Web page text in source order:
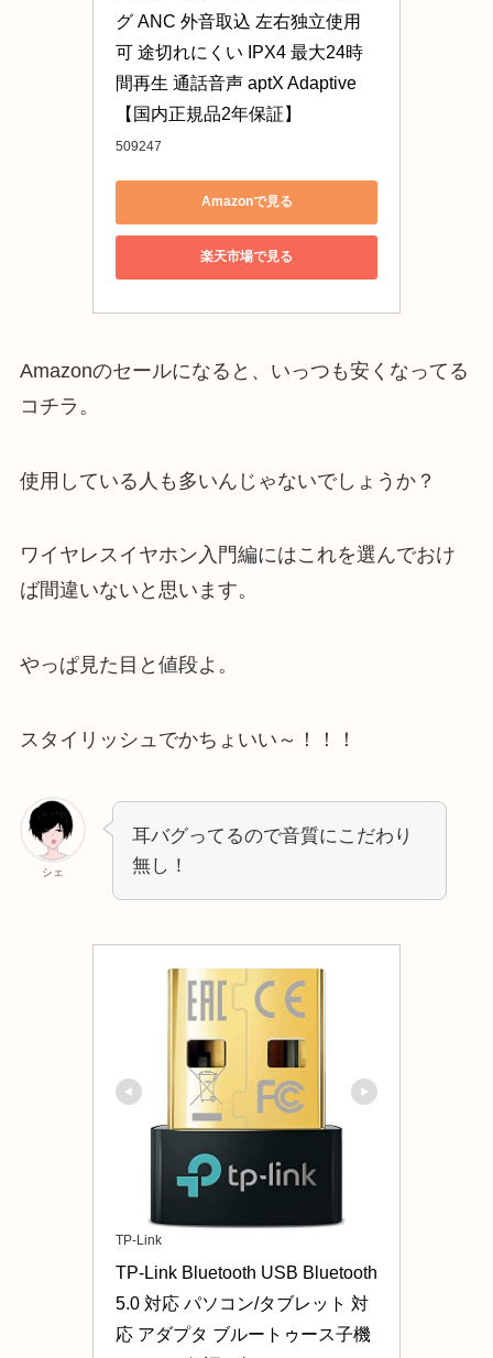
グ ANC 外音取込 左右独立使用
可 途切れにくい IPX4 最大24時
間再生 通話音声 aptX Adaptive
【国内正規品2年保証】
509247
Amazonで見る
楽天市場で見る
Amazonのセールになると、いっつも安くなってる
コチラ。
使用している人も多いんじゃないでしょうか？
ワイヤレスイヤホン入門編にはこれを選んでおけ
ば間違いないと思います。
やっぱ見た目と値段よ。
スタイリッシュでかちょいい～！！！
シェ
耳バグってるので音質にこだわり
無し！
TP-Link
TP-Link Bluetooth USB Bluetooth
5.0 対応 パソコン/タブレット 対
応 アダプタ ブルートゥース子機